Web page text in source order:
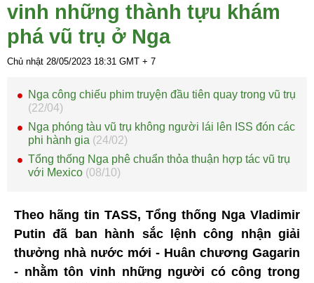
vinh những thành tựu khám
phá vũ trụ ở Nga
Chủ nhật 28/05/2023 18:31 GMT + 7
Nga công chiếu phim truyện đầu tiên quay trong vũ trụ
(22/04)
Nga phóng tàu vũ trụ không người lái lên ISS đón các
phi hành gia (24/02)
Tổng thống Nga phê chuẩn thỏa thuận hợp tác vũ trụ
với Mexico (08/10)
Theo hãng tin TASS, Tổng thống Nga Vladimir
Putin đã ban hành sắc lệnh công nhận giải
thưởng nhà nước mới - Huân chương Gagarin
- nhằm tôn vinh những người có công trong